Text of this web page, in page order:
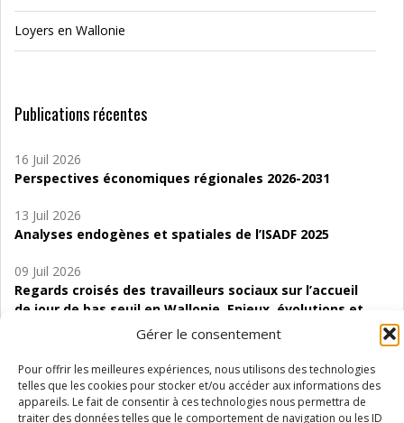
Gérer le consentement
Pour offrir les meilleures expériences, nous utilisons des technologies
telles que les cookies pour stocker et/ou accéder aux informations des
appareils. Le fait de consentir à ces technologies nous permettra de
traiter des données telles que le comportement de navigation ou les ID
Loyers en Wallonie
Publications récentes
16 Juil 2026
Perspectives économiques régionales 2026-2031
13 Juil 2026
Analyses endogènes et spatiales de l’ISADF 2025
09 Juil 2026
Regards croisés des travailleurs sociaux sur l’accueil
de jour de bas seuil en Wallonie. Enjeux, évolutions et
06 Juil 2026
Étude d’évaluabilité des Structures
d’accompagnement à l’autocréation d’emploi (SAACE)